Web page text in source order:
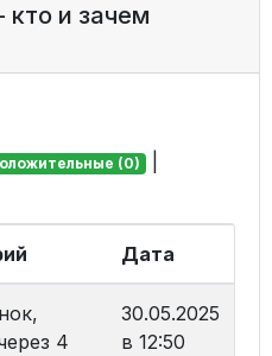
и зачем
(0) |
Дата
4
30.05.2025
в 12:50